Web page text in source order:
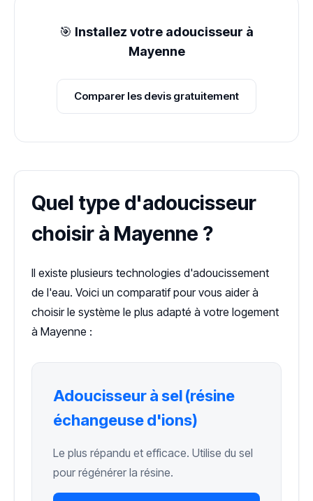
🎯 Installez votre adoucisseur à
Mayenne
Comparer les devis gratuitement
Quel type d'adoucisseur
choisir à Mayenne ?
Il existe plusieurs technologies d'adoucissement
de l'eau. Voici un comparatif pour vous aider à
choisir le système le plus adapté à votre logement
à Mayenne :
Adoucisseur à sel (résine
échangeuse d'ions)
Le plus répandu et efficace. Utilise du sel
pour régénérer la résine.